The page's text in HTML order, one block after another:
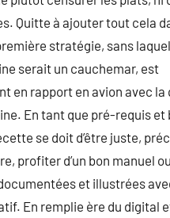
Quitte à ajouter tout cela
stratégie, sans
serait un cauchemar, est
en rapport en avion avec la
En tant que pré-requis et
se doit d’être juste,
profiter d’un bon manuel ou
et illustrées
En remplie ère du digital